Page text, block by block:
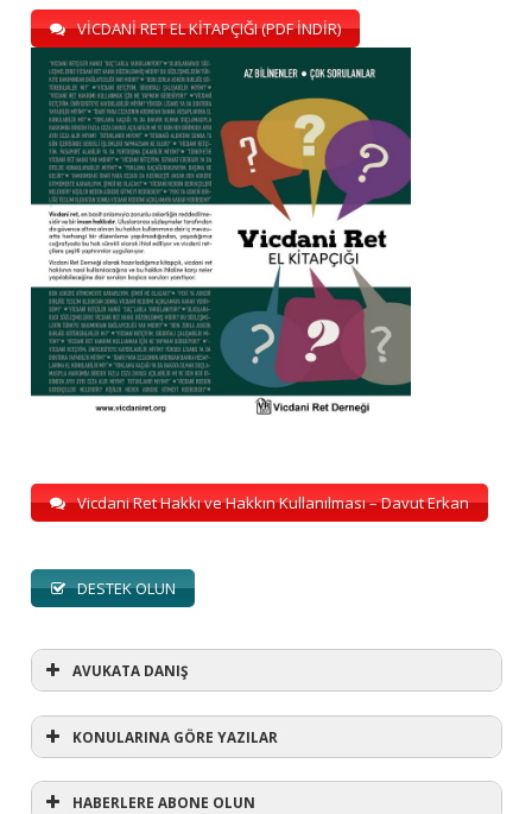
VİCDANİ RET EL KİTAPÇIĞI (PDF İNDİR)
Vicdani Ret Hakkı ve Hakkın Kullanılması – Davut Erkan
DESTEK OLUN
AVUKATA DANIŞ
KONULARINA GÖRE YAZILAR
HABERLERE ABONE OLUN